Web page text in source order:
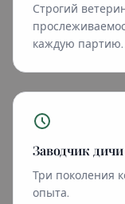
Строгий
каждую партию.
Заводчик дичи
Три поколения
опыта.